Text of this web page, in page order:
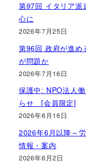
第97回 イタリア派
心に
2026年7月25日
第96回 政府が進め
が問題か
2026年7月16日
保護中: NPO法人
らせ [会員限定]
2026年6月16日
2026年6月以降～
情報・案内
2026年6月2日